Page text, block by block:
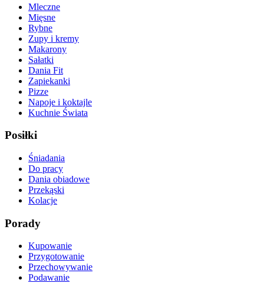
Mleczne
Mięsne
Rybne
Zupy i kremy
Makarony
Sałatki
Dania Fit
Zapiekanki
Pizze
Napoje i koktajle
Kuchnie Świata
Posiłki
Śniadania
Do pracy
Dania obiadowe
Przekąski
Kolacje
Porady
Kupowanie
Przygotowanie
Przechowywanie
Podawanie